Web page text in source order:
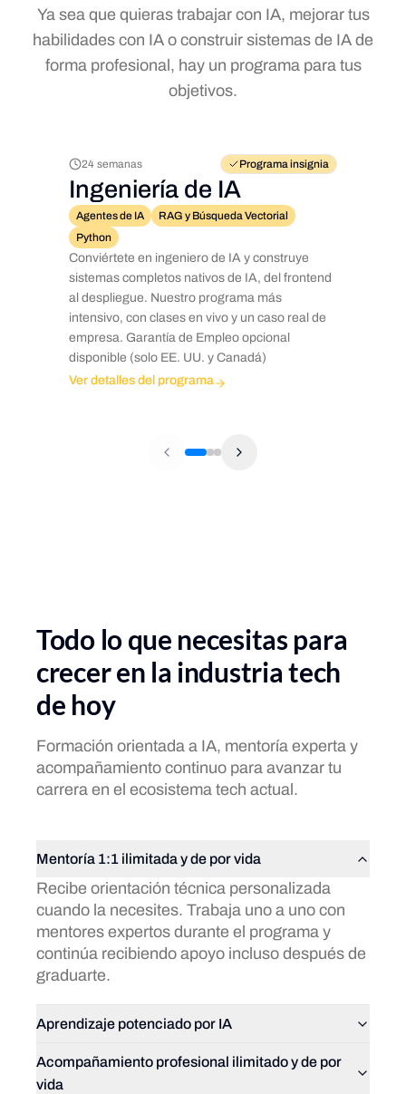
Ya sea que quieras trabajar con IA, mejorar tus
habilidades con IA o construir sistemas de IA de
forma profesional, hay un programa para tus
objetivos.
24 semanas Programa insignia
Ingeniería de IA
Agentes de IA
RAG y Búsqueda Vectorial
Python
Conviértete en ingeniero de IA y construye
sistemas completos nativos de IA, del frontend
al despliegue. Nuestro programa más
intensivo, con clases en vivo y un caso real de
empresa. Garantía de Empleo opcional
disponible (solo EE. UU. y Canadá)
Ver detalles del programa
Todo lo que necesitas para
crecer en la industria tech
de hoy
Formación orientada a IA, mentoría experta y
acompañamiento continuo para avanzar tu
carrera en el ecosistema tech actual.
Mentoría 1:1 ilimitada y de por vida
Recibe orientación técnica personalizada
cuando la necesites. Trabaja uno a uno con
mentores expertos durante el programa y
continúa recibiendo apoyo incluso después de
graduarte.
Aprendizaje potenciado por IA
Acompañamiento profesional ilimitado y de por
vida